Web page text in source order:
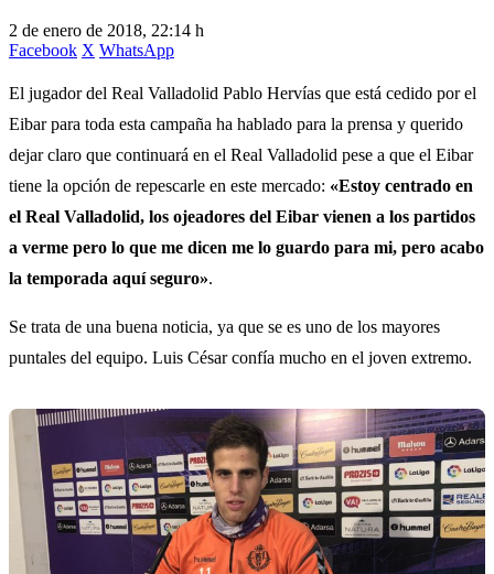
2 de enero de 2018, 22:14 h
Facebook X WhatsApp
El jugador del Real Valladolid Pablo Hervías que está cedido por el
Eibar para toda esta campaña ha hablado para la prensa y querido
dejar claro que continuará en el Real Valladolid pese a que el Eibar
tiene la opción de repescarle en este mercado: «Estoy centrado en
el Real Valladolid, los ojeadores del Eibar vienen a los partidos
a verme pero lo que me dicen me lo guardo para mi, pero acabo
la temporada aquí seguro».
Se trata de una buena noticia, ya que se es uno de los mayores
puntales del equipo. Luis César confía mucho en el joven extremo.